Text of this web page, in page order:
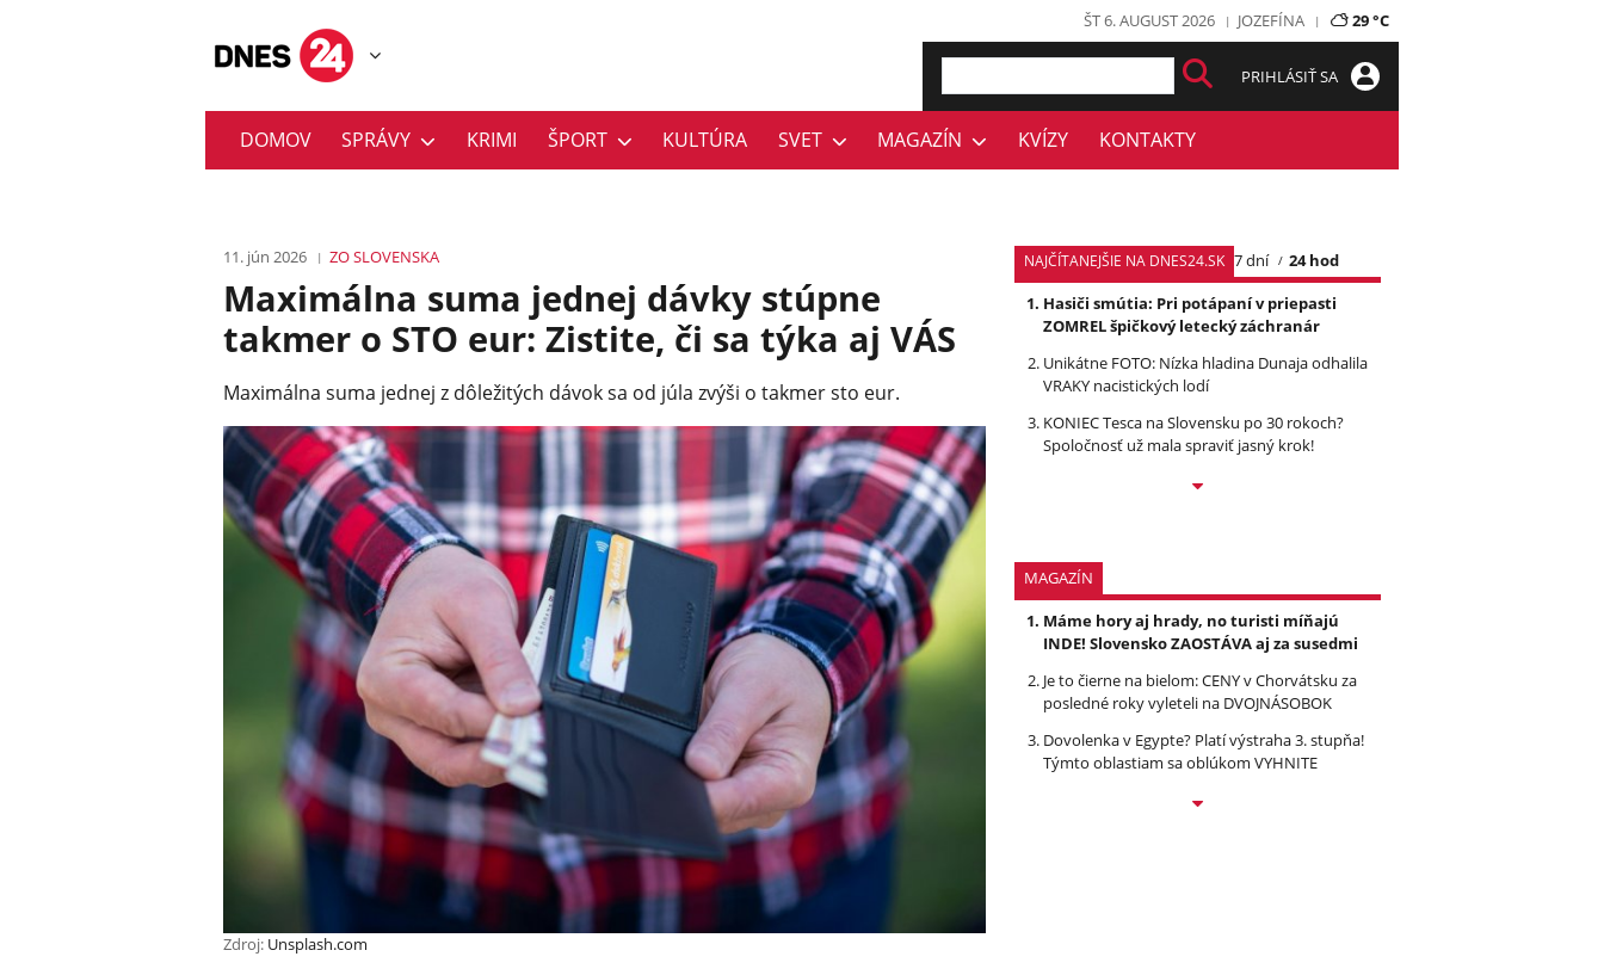
ŠT 6. AUGUST 2026 JOZEFÍNA 29 °C
PRIHLÁSIŤ SA
DOMOV SPRÁVY KRIMI ŠPORT KULTÚRA SVET MAGAZÍN KVÍZY KONTAKTY
11. jún 2026 ZO SLOVENSKA
Maximálna suma jednej dávky stúpne
takmer o STO eur: Zistite, či sa týka aj VÁS
Maximálna suma jednej z dôležitých dávok sa od júla zvýši o takmer sto eur.
Zdroj: Unsplash.com
NAJČÍTANEJŠIE NA DNES24.SK 7 dní
24 hod
Hasiči smútia: Pri potápaní v priepasti
ZOMREL špičkový letecký záchranár
Unikátne FOTO: Nízka hladina Dunaja odhalila
VRAKY nacistických lodí
KONIEC Tesca na Slovensku po 30 rokoch?
Spoločnosť už mala spraviť jasný krok!
MAGAZÍN
Máme hory aj hrady, no turisti míňajú
INDE! Slovensko ZAOSTÁVA aj za susedmi
Je to čierne na bielom: CENY v Chorvátsku za
posledné roky vyleteli na DVOJNÁSOBOK
Dovolenka v Egypte? Platí výstraha 3. stupňa!
Týmto oblastiam sa oblúkom VYHNITE